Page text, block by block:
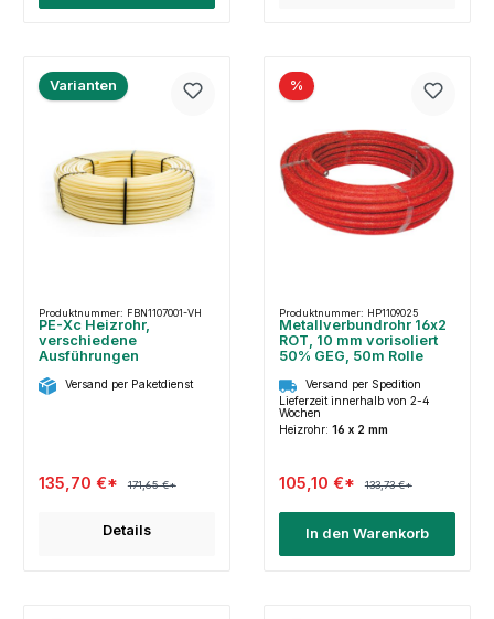
Varianten
Produktnummer: FBN1107001-VH
PE-Xc Heizrohr,
verschiedene
Ausführungen
Versand per Paketdienst
135,70 €* 171,65 €*
Details
%
Produktnummer: HP1109025
Metallverbundrohr 16x2
ROT, 10 mm vorisoliert
50% GEG, 50m Rolle
Versand per Spedition
Lieferzeit innerhalb von 2-4
Wochen
Heizrohr: 16 x 2 mm
105,10 €* 133,73 €*
In den Warenkorb